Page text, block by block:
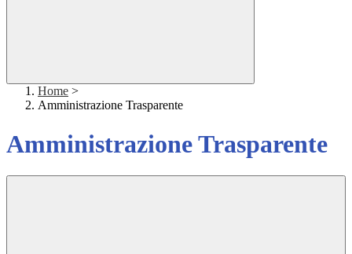
Home >
Amministrazione Trasparente
Amministrazione Trasparente